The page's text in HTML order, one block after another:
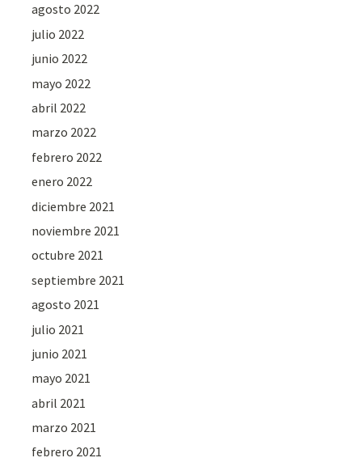
agosto 2022
julio 2022
junio 2022
mayo 2022
abril 2022
marzo 2022
febrero 2022
enero 2022
diciembre 2021
noviembre 2021
octubre 2021
septiembre 2021
agosto 2021
julio 2021
junio 2021
mayo 2021
abril 2021
marzo 2021
febrero 2021